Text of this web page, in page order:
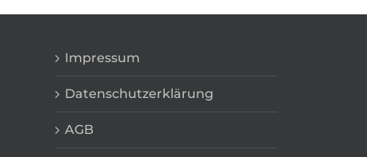
Impressum
Datenschutzerklärung
AGB